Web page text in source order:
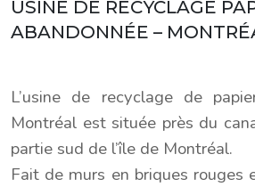
USINE DE RECYCLAGE
ABANDONNÉE –
L’usine de recyclage de
Montréal est située près du
partie sud de l’île de Montréal.
Fait de murs en briques